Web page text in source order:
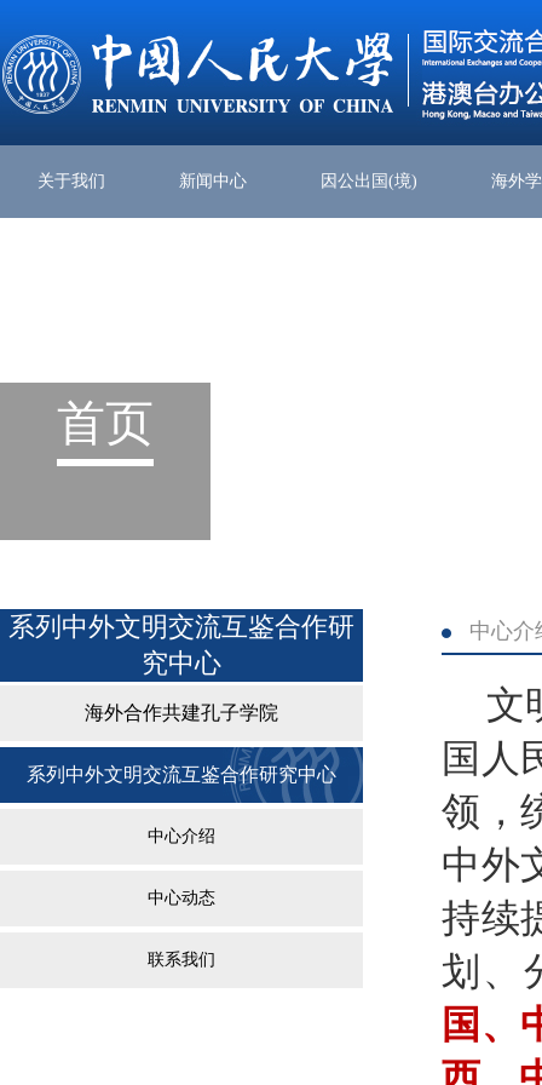
关于我们 新闻中心 因公出国(境) 海外
首页
系列中外文明交流互鉴合作研
究中心
海外合作共建孔子学院
系列中外文明交流互鉴合作研究中心
中心介绍
中心动态
联系我们
中心介
文
国人
领，
中外
持续
划、
国